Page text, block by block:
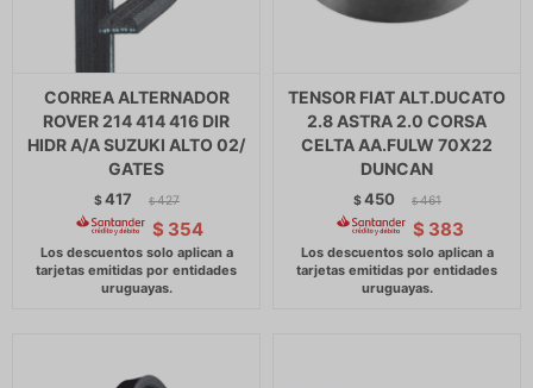
CORREA ALTERNADOR
ROVER 214 414 416 DIR
HIDR A/A SUZUKI ALTO 02/
GATES
$417 $ 427
$ 354
TENSOR FIAT ALT.DUCATO
2.8 ASTRA 2.0 CORSA
CELTA AA.FULW 70X22
DUNCAN
$450 $ 461
$ 383